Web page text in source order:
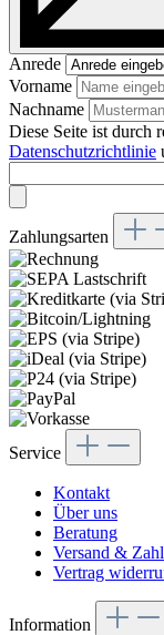
Anrede
Vorname
Nachname
Diese Seite ist durch
Datenschutzrichtlinie
Zahlungsarten
Service
Kontakt
Über uns
Beratung
Versand &
Vertrag
Information